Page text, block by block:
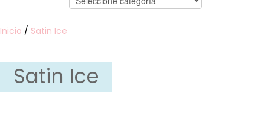
Inicio / Satin Ice
Satin Ice